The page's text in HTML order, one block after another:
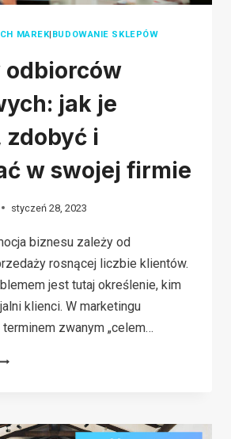
MAREK| BUDOWANIE SKLEPÓW
odbiorców
jak je
zdobyć i
w swojej firmie
styczeń 28, 2023
biznesu zależy od
rosnącej liczbie klientów.
jest tutaj określenie, kim
klienci. W marketingu
zwanym „celem…
SEKRETY